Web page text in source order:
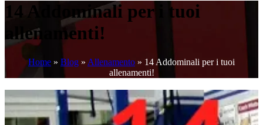
14 Addominali per i tuoi
allenamenti!
Home » Blog » Allenamento » 14 Addominali per i tuoi
allenamenti!